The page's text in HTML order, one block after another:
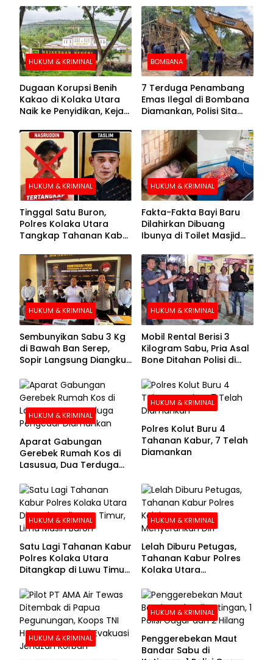
HUKUM & KRIMINAL
Dugaan Korupsi Benih
Kakao di Kolaka Utara
Naik ke Penyidikan, Kejari
BOMBANA
7 Terduga Penambang
Emas Ilegal di Bombana
Diamankan, Polisi Sita
Crusher
HUKUM & KRIMINAL
Tinggal Satu Buron,
Polres Kolaka Utara
Tangkap Tahanan Kabur
Pengejaran
HUKUM & KRIMINAL
Fakta-Fakta Bayi Baru
Dilahirkan Dibuang
Ibunya di Toilet Masjid
HUKUM & KRIMINAL
Sembunyikan Sabu 3 Kg
di Bawah Ban Serep,
Sopir Langsung Diangkut
HUKUM & KRIMINAL
Mobil Rental Berisi 3
Kilogram Sabu, Pria Asal
Bone Ditahan Polisi di
HUKUM & KRIMINAL
Aparat Gabungan
Gerebek Rumah Kos di
Lasusua, Dua Terduga
HUKUM & KRIMINAL
Polres Kolut Buru 4
Tahanan Kabur, 7 Telah
Diamankan
HUKUM & KRIMINAL
Satu Lagi Tahanan Kabur
Polres Kolaka Utara
Ditangkap di Luwu Timur,
HUKUM & KRIMINAL
Lelah Diburu Petugas,
Tahanan Kabur Polres
Kolaka Utara
HUKUM & KRIMINAL
HUKUM & KRIMINAL
Penggerebekan Maut
Bandar Sabu di